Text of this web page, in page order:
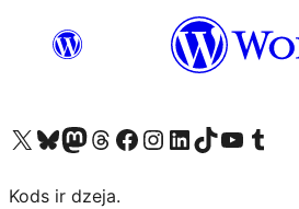
Apmeklējiet mūsu X (agrāk Twitter) kontu
Apmeklējiet mūsu Bluesky kontu
Apmeklējiet mūsu Mastodon kontu
Apmeklējiet mūsu Threads kontu
Apmeklējiet mūsu Facebook lapuApmeklējiet mūsu Instagram kontu
Apmeklējiet mūsu LinkedIn kontu
Apmeklējiet mūsu TikTok kontu
Apmeklējiet mūsu YouTube kanālu
Apmeklējiet mūsu Tumblr kontu
Kods ir dzeja.